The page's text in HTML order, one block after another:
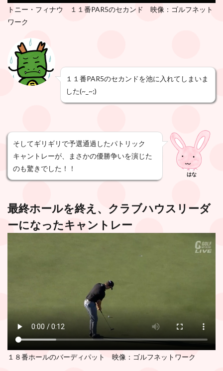
トニー・フィナウ １１番PAR5のセカンド 映像：ゴルフネット
ワーク
１１番PAR5のセカンドを池に入れてしまいま
した(~_~;)
そしてギリギリで予選通過したパトリック
キャントレーが、まさかの優勝争いを演じた
のも驚きでした！！
はな
最終ホールを終え、クラブハウスリーダ
ーになったキャントレー
１８番ホールのバーディパット 映像：ゴルフネットワーク